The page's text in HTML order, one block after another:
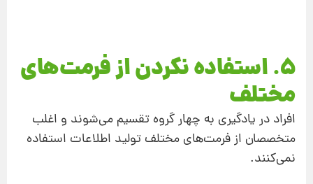
5. استفاده نکردن از فرمت‌های
مختلف
افراد در یادگیری به چهار گروه تقسیم می‌شوند و اغلب
متخصصان از فرمت‌های مختلف تولید اطلاعات استفاده
نمی‌كنند.